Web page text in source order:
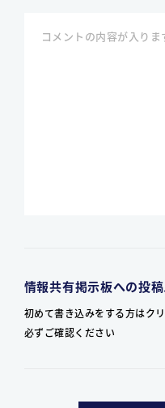
情報共有掲示板への投
初めて書き込みをする方はク
必ずご確認ください